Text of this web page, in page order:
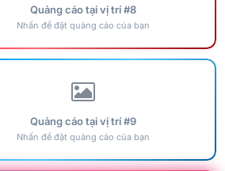
Quảng cáo tại vị trí #8
Nhấn để đặt quảng cáo của bạn
Quảng cáo tại vị trí #9
Nhấn để đặt quảng cáo của bạn